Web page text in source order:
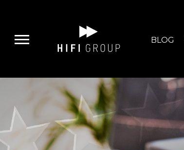
E-BOUTIQUE
HIFI GROUP
BLOG